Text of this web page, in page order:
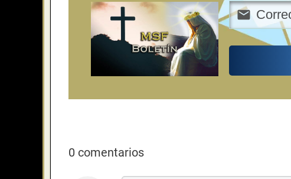
0 comentarios